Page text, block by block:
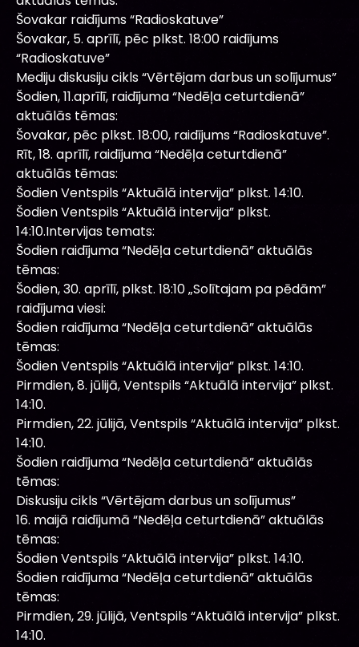
Šovakar raidījums “Radioskatuve”
Šovakar, 5. aprīlī, pēc plkst. 18:00 raidījums
“Radioskatuve”
Mediju diskusiju cikls “Vērtējam darbus un solījumus”
Šodien, 11.aprīlī, raidījuma “Nedēļa ceturtdienā”
aktuālās tēmas:
Šovakar, pēc plkst. 18:00, raidījums “Radioskatuve”.
Rīt, 18. aprīlī, raidījuma “Nedēļa ceturtdienā”
aktuālās tēmas:
Šodien Ventspils “Aktuālā intervija” plkst. 14:10.
Šodien Ventspils “Aktuālā intervija” plkst.
14:10.Intervijas temats:
Šodien raidījuma “Nedēļa ceturtdienā” aktuālās
tēmas:
Šodien, 30. aprīlī, plkst. 18:10 „Solītajam pa pēdām”
raidījuma viesi:
Šodien raidījuma “Nedēļa ceturtdienā” aktuālās
tēmas:
Šodien Ventspils “Aktuālā intervija” plkst. 14:10.
Pirmdien, 8. jūlijā, Ventspils “Aktuālā intervija” plkst.
14:10.
Pirmdien, 22. jūlijā, Ventspils “Aktuālā intervija” plkst.
14:10.
Šodien raidījuma “Nedēļa ceturtdienā” aktuālās
tēmas:
Diskusiju cikls “Vērtējam darbus un solījumus”
16. maijā raidījumā “Nedēļa ceturtdienā” aktuālās
tēmas:
Šodien Ventspils “Aktuālā intervija” plkst. 14:10.
Šodien raidījuma “Nedēļa ceturtdienā” aktuālās
tēmas:
Pirmdien, 29. jūlijā, Ventspils “Aktuālā intervija” plkst.
14:10.